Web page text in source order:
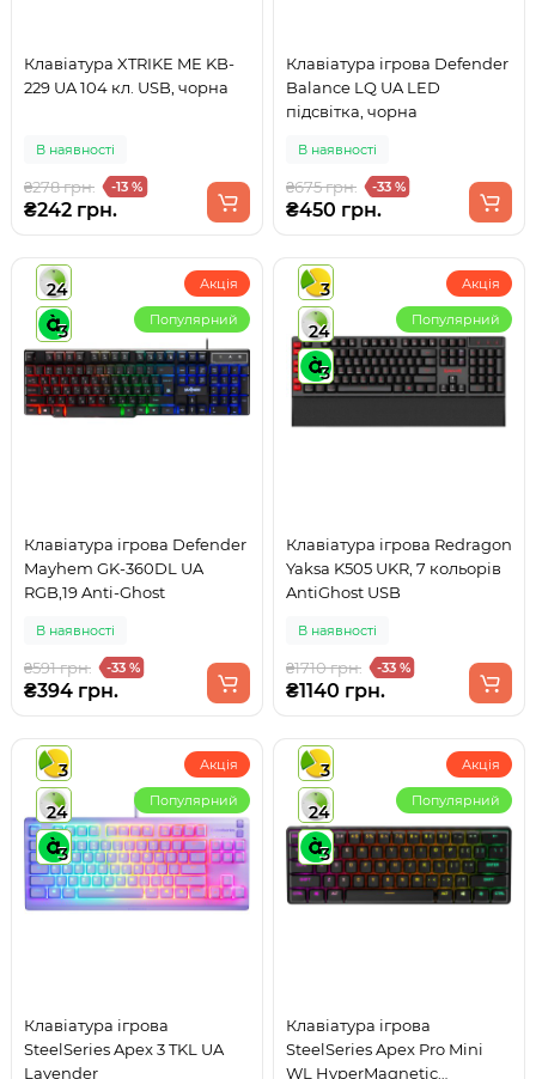
Клавіатура XTRIKE ME KB-
229 UA 104 кл. USB, чорна
В наявності
₴278 грн. -13 %
₴242 грн.
Клавіатура ігрова Defender
Balance LQ UA LED
підсвітка, чорна
В наявності
₴675 грн. -33 %
₴450 грн.
24
3
Акція
Популярний
Клавіатура ігрова Defender
Mayhem GK-360DL UA
RGB,19 Anti-Ghost
В наявності
₴591 грн. -33 %
₴394 грн.
3
24
3
Акція
Популярний
Клавіатура ігрова Redragon
Yaksa K505 UKR, 7 кольорів
AntiGhost USB
В наявності
₴1710 грн. -33 %
₴1140 грн.
3
24
3
Акція
Популярний
Клавіатура ігрова
SteelSeries Apex 3 TKL UA
Lavender
3
24
3
Акція
Популярний
Клавіатура ігрова
SteelSeries Apex Pro Mini
WL HyperMagnetic